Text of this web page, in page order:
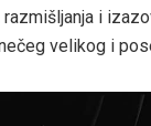
razmišljanja i
velikog i